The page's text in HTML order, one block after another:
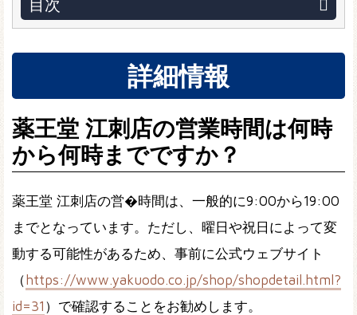
目次
詳細情報
薬王堂 江刺店の営業時間は何時
から何時までですか？
薬王堂 江刺店の営�時間は、一般的に9:00から19:00
までとなっています。ただし、曜日や祝日によって変
動する可能性があるため、事前に公式ウェブサイト
（https://www.yakuodo.co.jp/shop/shopdetail.html?
id=31 ）で確認することをお勧めします。